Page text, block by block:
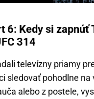
6: Kedy si zapnúť
314
televízny priamy
sledovať pohodlne na
alebo z postele,